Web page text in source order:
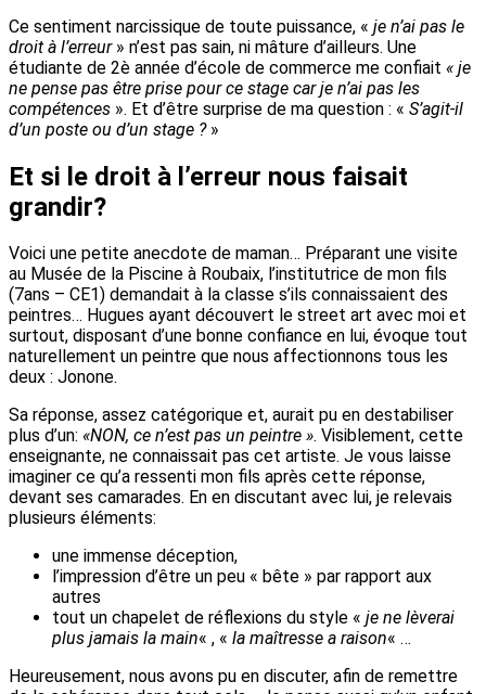
Ce sentiment narcissique de toute puissance, « je n’ai pas le
droit à l’erreur » n’est pas sain, ni mâture d’ailleurs. Une
étudiante de 2è année d’école de commerce me confiait « je
ne pense pas être prise pour ce stage car je n’ai pas les
compétences ». Et d’être surprise de ma question : « S’agit-il
d’un poste ou d’un stage ?»
Et si le droit à l’erreur nous faisait
grandir?
Voici une petite anecdote de maman… Préparant une visite
au Musée de la Piscine à Roubaix, l’institutrice de mon fils
(7ans – CE1) demandait à la classe s’ils connaissaient des
peintres… Hugues ayant découvert le street art avec moi et
surtout, disposant d’une bonne confiance en lui, évoque tout
naturellement un peintre que nous affectionnons tous les
deux : Jonone.
Sa réponse, assez catégorique et, aurait pu en destabiliser
plus d’un: «NON, ce n’est pas un peintre ». Visiblement, cette
enseignante, ne connaissait pas cet artiste. Je vous laisse
imaginer ce qu’a ressenti mon fils après cette réponse,
devant ses camarades. En en discutant avec lui, je relevais
plusieurs éléments:
une immense déception,
l’impression d’être un peu « bête » par rapport aux
autres
tout un chapelet de réflexions du style « je ne lèverai
plus jamais la main« , « la maîtresse a raison« …
Heureusement, nous avons pu en discuter, afin de remettre